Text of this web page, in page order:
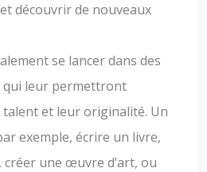
découvrir de nouveaux
se lancer dans des
leur permettront
talent et leur originalité. Un
exemple, écrire un livre,
une œuvre d’art, ou